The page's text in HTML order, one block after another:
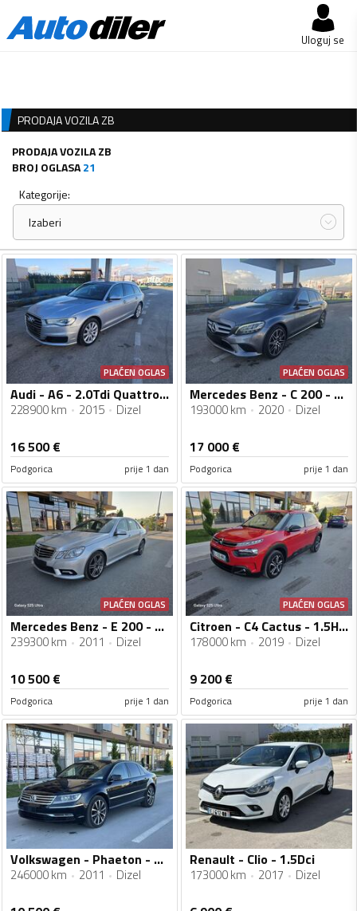
Uloguj se
PRODAJA VOZILA ZB
PRODAJA VOZILA ZB
BROJ OGLASA21
Kategorije:
Izaberi
PLAĆEN OGLAS
Audi - A6 - 2.0Tdi Quattro Ultra
228900 km 2015 Dizel
16 500€
Podgorica prije 1 dan
PLAĆEN OGLAS
Mercedes Benz - C 200 - Cdi Restajling
193000 km 2020 Dizel
17 000€
Podgorica prije 1 dan
PLAĆEN OGLAS
Mercedes Benz - E 200 - Cdi AMG
239300 km 2011 Dizel
10 500€
Podgorica prije 1 dan
PLAĆEN OGLAS
Citroen - C4 Cactus - 1.5Hdi
178000 km 2019 Dizel
9 200€
Podgorica prije 1 dan
Volkswagen - Phaeton - 3.0Tdi 4Motion Restajling
246000 km 2011 Dizel
Renault - Clio - 1.5Dci
173000 km 2017 Dizel